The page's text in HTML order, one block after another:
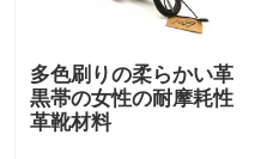
多色刷りの柔らかい革
黒帯の女性の耐摩耗性
革靴材料